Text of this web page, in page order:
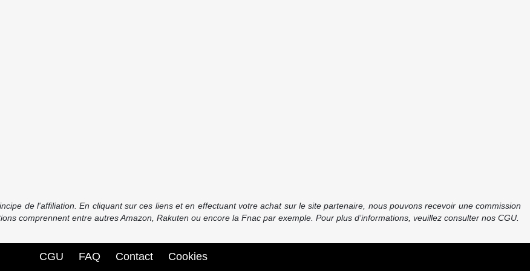
de l'affiliation. En cliquant sur ces liens et en effectuant votre achat sur le site partenaire, nous pouvons recevoir une commission
comprennent entre autres Amazon, Rakuten ou encore la Fnac par exemple. Pour plus d’informations, veuillez consulter nos CGU.
CGU FAQ Contact Cookies